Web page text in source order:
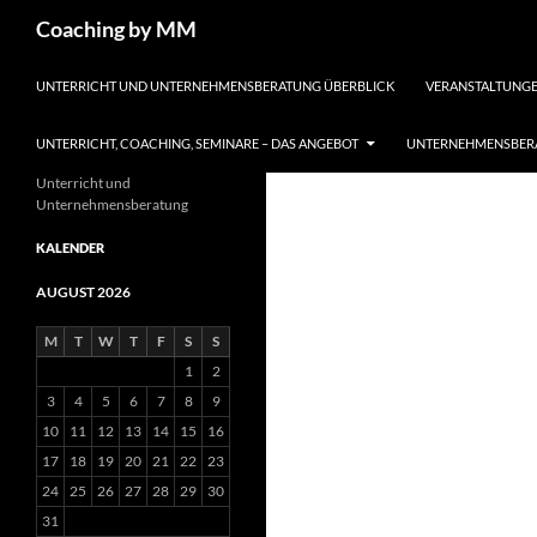
Coaching by MM
UNTERRICHT UND UNTERNEHMENSBERATUNG ÜBERBLICK
UNTERRICHT, COACHING, SEMINARE – DAS ANGEBOT
Unterricht und
Unternehmensberatung
KALENDER
AUGUST 2026
M T W T F S
S
1
2
3
4 5 6 7 8
9
10
11 12 13 14 15
16
17
18 19 20 21 22 23
24 25 26 27 28 29
30
31